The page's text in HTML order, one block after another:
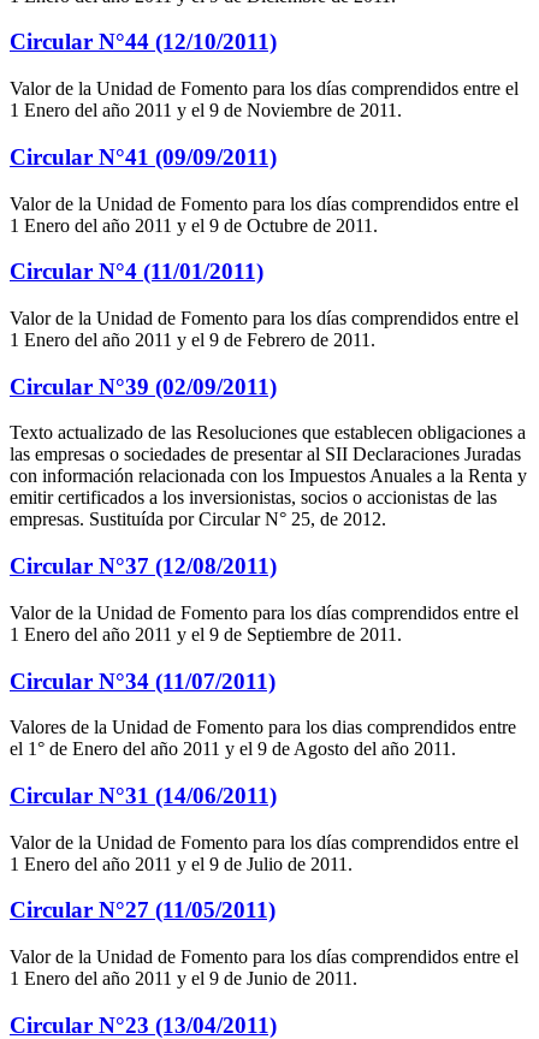
Circular N°44 (12/10/2011)
Valor de la Unidad de Fomento para los días comprendidos entre el
1 Enero del año 2011 y el 9 de Noviembre de 2011.
Circular N°41 (09/09/2011)
Valor de la Unidad de Fomento para los días comprendidos entre el
1 Enero del año 2011 y el 9 de Octubre de 2011.
Circular N°4 (11/01/2011)
Valor de la Unidad de Fomento para los días comprendidos entre el
1 Enero del año 2011 y el 9 de Febrero de 2011.
Circular N°39 (02/09/2011)
Texto actualizado de las Resoluciones que establecen obligaciones a
las empresas o sociedades de presentar al SII Declaraciones Juradas
con información relacionada con los Impuestos Anuales a la Renta y
emitir certificados a los inversionistas, socios o accionistas de las
empresas. Sustituída por Circular N° 25, de 2012.
Circular N°37 (12/08/2011)
Valor de la Unidad de Fomento para los días comprendidos entre el
1 Enero del año 2011 y el 9 de Septiembre de 2011.
Circular N°34 (11/07/2011)
Valores de la Unidad de Fomento para los dias comprendidos entre
el 1° de Enero del año 2011 y el 9 de Agosto del año 2011.
Circular N°31 (14/06/2011)
Valor de la Unidad de Fomento para los días comprendidos entre el
1 Enero del año 2011 y el 9 de Julio de 2011.
Circular N°27 (11/05/2011)
Valor de la Unidad de Fomento para los días comprendidos entre el
1 Enero del año 2011 y el 9 de Junio de 2011.
Circular N°23 (13/04/2011)